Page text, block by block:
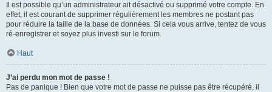
Il est possible qu’un administrateur ait désactivé ou supprimé votre compte. En
effet, il est courant de supprimer régulièrement les membres ne postant pas
pour réduire la taille de la base de données. Si cela vous arrive, tentez de vous
ré-enregistrer et soyez plus investi sur le forum.
Haut
J’ai perdu mon mot de passe !
Pas de panique ! Bien que votre mot de passe ne puisse pas être récupéré, il